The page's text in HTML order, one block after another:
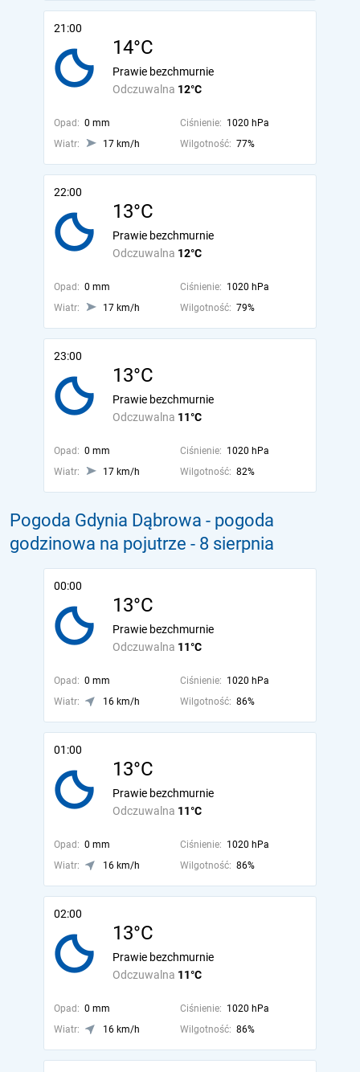
21:00
14°C
Odczuwalna 12°C
Prawie bezchmurnie
Opad: 0 mm Ciśnienie: 1020 hPa
Wiatr:
17 km/h Wilgotność: 77%
22:00
13°C
Odczuwalna 12°C
Prawie bezchmurnie
Opad: 0 mm Ciśnienie: 1020 hPa
Wiatr:
17 km/h Wilgotność: 79%
23:00
13°C
Odczuwalna 11°C
Prawie bezchmurnie
Opad: 0 mm Ciśnienie: 1020 hPa
Wiatr:
17 km/h Wilgotność: 82%
Pogoda Gdynia Dąbrowa - pogoda
godzinowa na pojutrze - 8 sierpnia
00:00
13°C
Odczuwalna 11°C
Prawie bezchmurnie
Opad: 0 mm Ciśnienie: 1020 hPa
Wiatr:
16 km/h Wilgotność: 86%
01:00
13°C
Odczuwalna 11°C
Prawie bezchmurnie
Opad: 0 mm Ciśnienie: 1020 hPa
Wiatr:
16 km/h Wilgotność: 86%
02:00
13°C
Odczuwalna 11°C
Prawie bezchmurnie
Opad: 0 mm Ciśnienie: 1020 hPa
Wiatr:
16 km/h Wilgotność: 86%